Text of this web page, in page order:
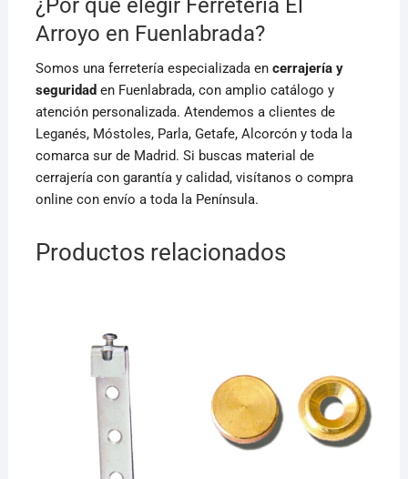
¿Por qué elegir Ferretería El
Arroyo en Fuenlabrada?
Somos una ferretería especializada en cerrajería y
seguridad en Fuenlabrada, con amplio catálogo y
atención personalizada. Atendemos a clientes de
Leganés, Móstoles, Parla, Getafe, Alcorcón y toda la
comarca sur de Madrid. Si buscas material de
cerrajería con garantía y calidad, visítanos o compra
online con envío a toda la Península.
Productos relacionados